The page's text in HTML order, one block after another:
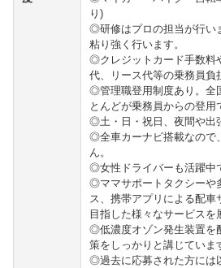
り)
◎研修はプロの担当が行い
粘り強く行います。
◎クレジットカード手数料
代、リース代等の乗務員負
◎管理職登用制度あり。全
とんどが乗務員からの登用
◎土・日・祝日、夜間や出
◎全車カーナビ搭載なので
ん。
◎女性ドライバーも活躍中
◎ママサポートタクシーや
ス、携帯アプリによる配車
目指した様々なサービスを
◎低濃度オゾン発生装置を
策をしっかりと講じていま
◎過去に応募された方には